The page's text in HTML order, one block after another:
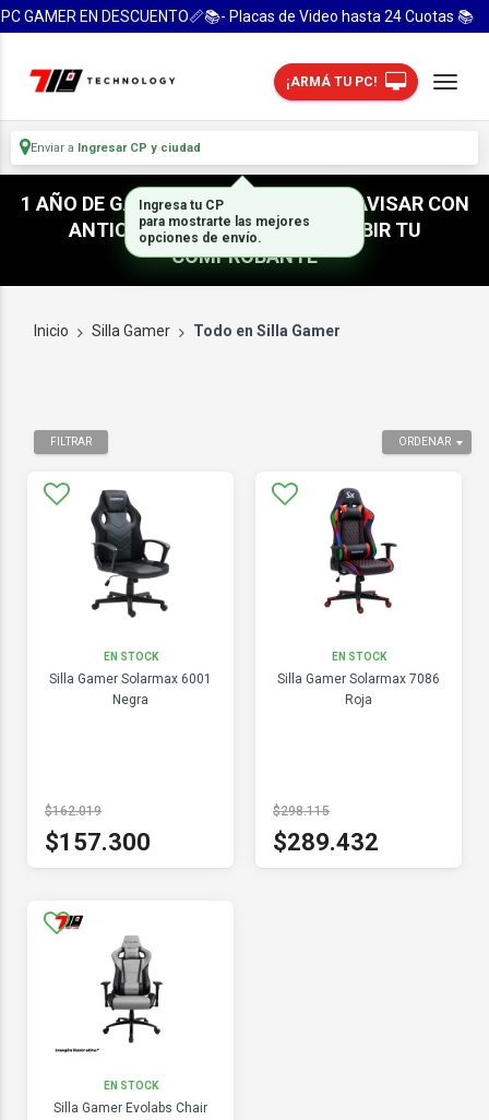
GAMER EN DESCUENTO📏📚- Placas de Video hasta 24 Cuotas 📚
¡ARMÁ TU PC!
Enviar a Ingresar CP y ciudad
1 AÑO DE GARANTIA! / PARA RETIRO AVISAR CON
ANTICIPACION / NO OLVIDES SUBIR TU
COMPROBANTE
Inicio Silla Gamer Todo en Silla Gamer
ORDENAR
FILTRAR
EN STOCK
Silla Gamer Solarmax 6001
Negra
$162.019
$157.300
EN STOCK
Silla Gamer Solarmax 7086
Roja
$298.115
$289.432
EN STOCK
Silla Gamer Evolabs Chair
Ingresa tu CP
para mostrarte las mejores
opciones de envío.